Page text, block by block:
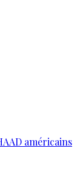
américains